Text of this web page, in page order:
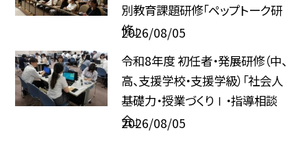
別教育課題研修「ペップトーク研
修」
2026/08/05
令和8年度 初任者・発展研修（中、
高、支援学校・支援学級）「社会人
基礎力・授業づくりⅠ・指導相談
会」
2026/08/05